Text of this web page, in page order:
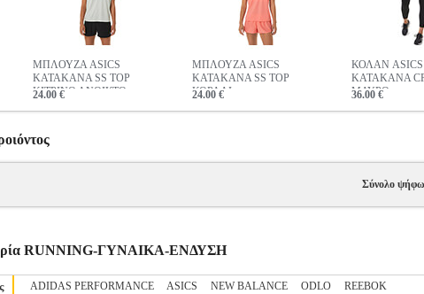
ΜΠΛΟΥΖΑ ASICS
KATAKANA SS TOP
ΚΙΤΡΙΝΟ ΑΝΟΙΚΤΟ
24.00 €
ΜΠΛΟΥΖΑ ASICS
KATAKANA SS TOP
ΚΟΡΑΛΙ
24.00 €
ΚΟΛΑΝ ASICS
KATAKANA
ΜΑΥΡΟ
36.00 €
Σύνολο
RUNNING-ΓΥΝΑΙΚΑ-ΕΝΔΥΣΗ
ADIDAS PERFORMANCE ASICS NEW BALANCE ODLO REEBOK